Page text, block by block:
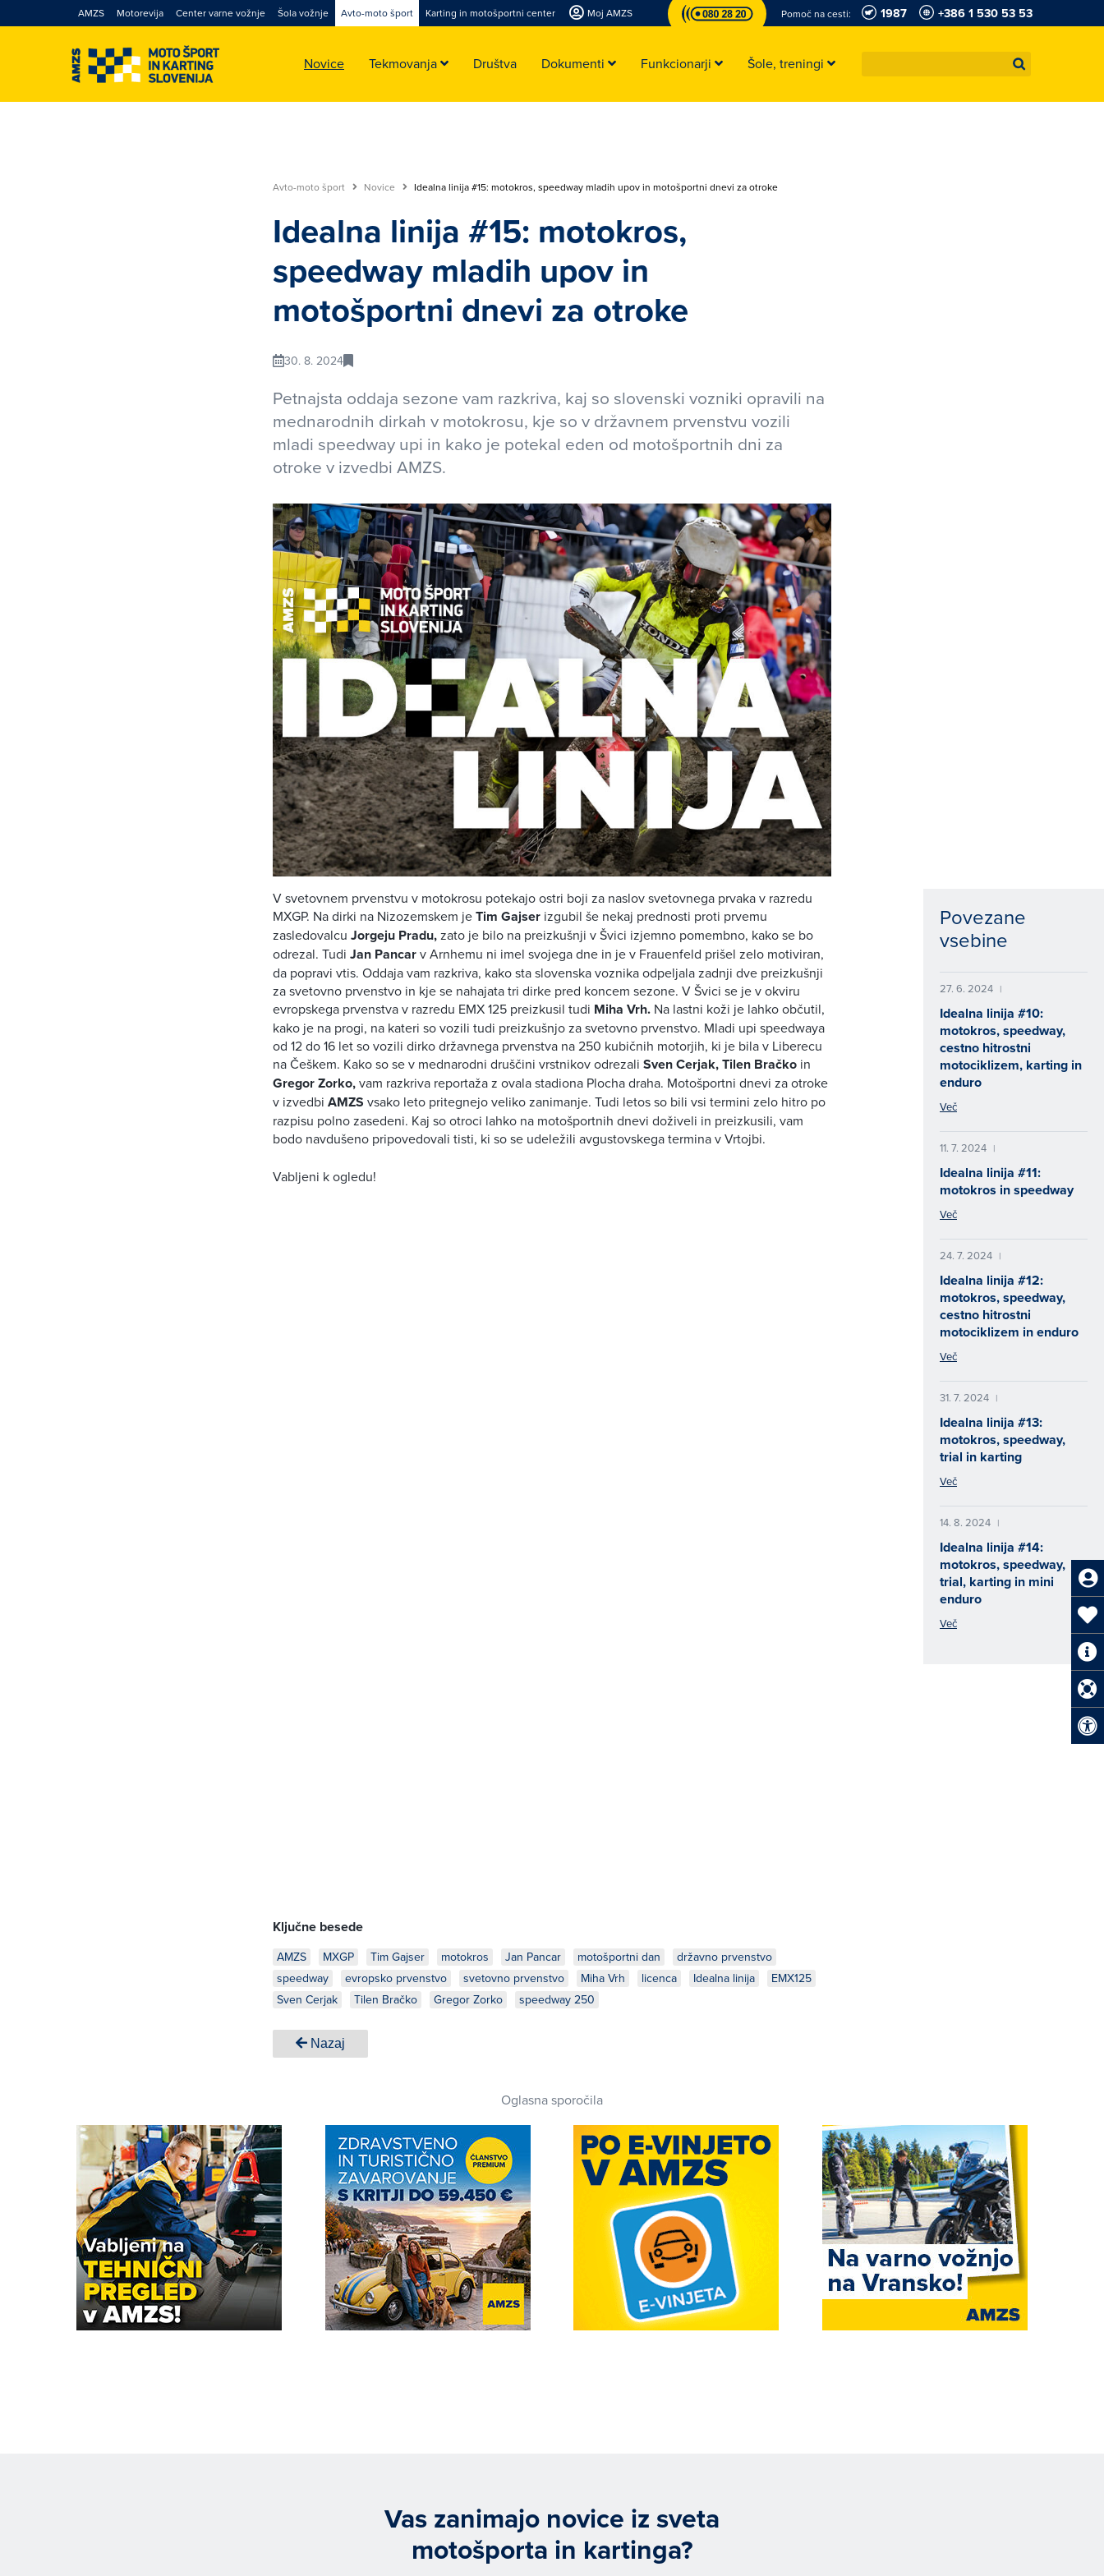
AMZS Motorevija Center varne vožnje Šola vožnje Avto-moto šport Karting in motošportni center Moj AMZS Pomoč na cesti: 1987 +386 1 530 53 53
Novice Tekmovanja Društva Dokumenti Funkcionarji Šole, treningi
Avto-moto šport Novice Idealna linija #15: motokros, speedway mladih upov in motošportni dnevi za otroke
Idealna linija #15: motokros,
speedway mladih upov in
motošportni dnevi za otroke
30. 8. 2024
Petnajsta oddaja sezone vam razkriva, kaj so slovenski vozniki opravili na
mednarodnih dirkah v motokrosu, kje so v državnem prvenstvu vozili
mladi speedway upi in kako je potekal eden od motošportnih dni za
otroke v izvedbi AMZS.
V svetovnem prvenstvu v motokrosu potekajo ostri boji za naslov svetovnega prvaka v razredu
MXGP. Na dirki na Nizozemskem jeTim Gajser izgubil še nekaj prednosti proti prvemu
zasledovalcu Jorgeju Pradu,zato je bilo na preizkušnji v Švici izjemno pomembno, kako se bo
odrezal. Tudi Jan Pancarv Arnhemu ni imel svojega dne in je v Frauenfeld prišel zelo motiviran,
da popravi vtis. Oddaja vam razkriva, kako sta slovenska voznika odpeljala zadnji dve preizkušnji
za svetovno prvenstvo in kje se nahajata tri dirke pred koncem sezone. V Švici se je v okviru
evropskega prvenstva v razredu EMX 125 preizkusil tudi Miha Vrh. Na lastni koži je lahko občutil,
kako je na progi, na kateri so vozili tudi preizkušnjo za svetovno prvenstvo. Mladi upi speedwaya
od 12 do 16 let so vozili dirko državnega prvenstva na 250 kubičnih motorjih, ki je bila v Liberecu
na Češkem. Kako so se v mednarodni druščini vrstnikov odrezali Sven Cerjak, Tilen Bračko in
Gregor Zorko,vam razkriva reportaža z ovala stadiona Plocha draha. Motošportni dnevi za otroke
v izvedbi AMZS vsako leto pritegnejo veliko zanimanje. Tudi letos so bili vsi termini zelo hitro po
razpisu polno zasedeni. Kaj so otroci lahko na motošportnih dnevi doživeli in preizkusili, vam
bodo navdušeno pripovedovali tisti, ki so se udeležili avgustovskega termina v Vrtojbi.
Vabljeni k ogledu!
Ključne besede
AMZS MXGP Tim Gajser motokros Jan Pancar motošportni dan
državno prvenstvo
speedway
evropsko prvenstvo svetovno prvenstvo Miha Vrh licenca Idealna linija
EMX125
Sven Cerjak
Tilen Bračko Gregor Zorko speedway 250
Nazaj
Povezane
vsebine
27. 6. 2024 |
Idealna linija #10:
motokros, speedway,
cestno hitrostni
motociklizem, karting in
enduro
Več
11. 7. 2024 |
Idealna linija #11:
motokros in speedway
Več
24. 7. 2024 |
Idealna linija #12:
motokros, speedway,
cestno hitrostni
motociklizem in enduro
Več
31. 7. 2024 |
Idealna linija #13:
motokros, speedway,
trial in karting
Več
14. 8. 2024 |
Idealna linija #14:
motokros, speedway,
trial, karting in mini
enduro
Več
Oglasna sporočila
Vas zanimajo novice iz sveta
motošporta in kartinga?